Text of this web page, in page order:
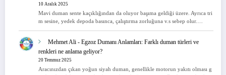
10 Aralık 2025
Mavi duman sente kaçıklığından da oluyor başıma geldiği üzere. Ayrıca tri
m sesine, yedek depoda basınca, çalıştırma zorluğuna v.s sebep olur.…
Mehmet Ali - Egzoz Dumanı Anlamları: Farklı duman türleri ve
renkleri ne anlama geliyor?
20 Temmuz 2025
Aracınızdan çıkan yoğun siyah duman, genellikle motorun yakıtı olması g